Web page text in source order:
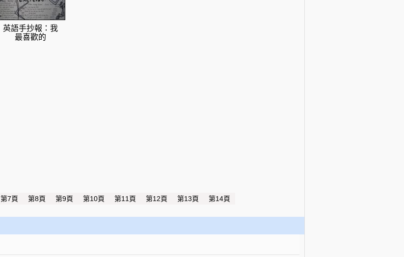
英語手抄報：我
最喜歡的
第7頁 第8頁 第9頁 第10頁 第11頁 第12頁 第13頁 第14頁